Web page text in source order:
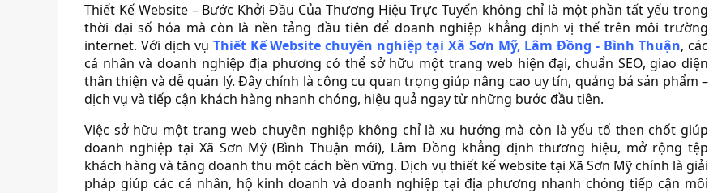
Thiết Kế Website – Bước Khởi Đầu Của Thương Hiệu Trực Tuyến không chỉ là một phần tất yếu trong
thời đại số hóa mà còn là nền tảng đầu tiên để doanh nghiệp khẳng định vị thế trên môi trường
internet. Với dịch vụ Thiết Kế Website chuyên nghiệp tại Xã Sơn Mỹ, Lâm Đồng - Bình Thuận, các
cá nhân và doanh nghiệp địa phương có thể sở hữu một trang web hiện đại, chuẩn SEO, giao diện
thân thiện và dễ quản lý. Đây chính là công cụ quan trọng giúp nâng cao uy tín, quảng bá sản phẩm –
dịch vụ và tiếp cận khách hàng nhanh chóng, hiệu quả ngay từ những bước đầu tiên.
Việc sở hữu một trang web chuyên nghiệp không chỉ là xu hướng mà còn là yếu tố then chốt giúp
doanh nghiệp tại Xã Sơn Mỹ (Bình Thuận mới), Lâm Đồng khẳng định thương hiệu, mở rộng tệp
khách hàng và tăng doanh thu một cách bền vững. Dịch vụ thiết kế website tại Xã Sơn Mỹ chính là giải
pháp giúp các cá nhân, hộ kinh doanh và doanh nghiệp tại địa phương nhanh chóng tiếp cận môi